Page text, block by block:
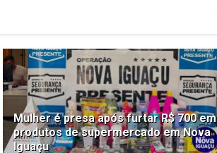
Mulher é presa após furtar R$ 700 em
produtos de supermercado em Nova
Iguaçu